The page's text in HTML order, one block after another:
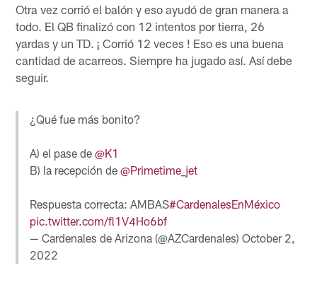
Otra vez corrió el balón y eso ayudó de gran manera a
todo. El QB finalizó con 12 intentos por tierra, 26
yardas y un TD. ¡ Corrió 12 veces ! Eso es una buena
cantidad de acarreos. Siempre ha jugado así. Así debe
seguir.
¿Qué fue más bonito?
A) el pase de@K1
B) la recepción de@Primetime_jet
Respuesta correcta: AMBAS#CardenalesEnMéxico
pic.twitter.com/fl1V4Ho6bf
— Cardenales de Arizona (@AZCardenales)October 2,
2022